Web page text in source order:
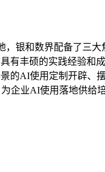
，银和数界配备了三
有丰硕的实践经验和
的AI使用定制开辟、
业AI使用落地供给